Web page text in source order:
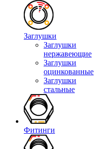
Заглушки
Заглушки
нержавеющие
Заглушки
оцинкованные
Заглушки
стальные
Фитинги